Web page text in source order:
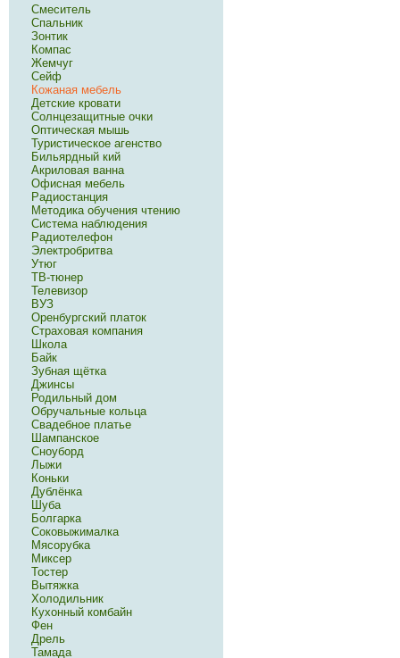
Смеситель
Спальник
Зонтик
Компас
Жемчуг
Сейф
Кожаная мебель
Детские кровати
Солнцезащитные очки
Оптическая мышь
Туристическое агенство
Бильярдный кий
Акриловая ванна
Офисная мебель
Радиостанция
Методика обучения чтению
Система наблюдения
Радиотелефон
Электробритва
Утюг
ТВ-тюнер
Телевизор
ВУЗ
Оренбургский платок
Страховая компания
Школа
Байк
Зубная щётка
Джинсы
Родильный дом
Обручальные кольца
Свадебное платье
Шампанское
Сноуборд
Лыжи
Коньки
Дублёнка
Шуба
Болгарка
Соковыжималка
Мясорубка
Миксер
Тостер
Вытяжка
Холодильник
Кухонный комбайн
Фен
Дрель
Тамада